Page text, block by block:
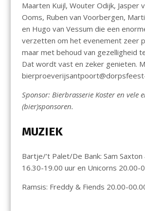
Maarten Kuijl, Wouter Odijk, Jasper
Ooms, Ruben van Voorbergen,
en Hugo van Vessum die een
verzetten om het evenement zeer
maar met behoud van gezelligheid
Dat wordt vast en zeker genieten.
Sponsor: Bierbrasserie Koster en vele
(bier)sponsoren.
MUZIEK
Bartje/’t Palet/De Bank: Sam
16.30-19.00 uur en Unicorns 20.00-
Ramsis: Freddy & Fiends 20.00-